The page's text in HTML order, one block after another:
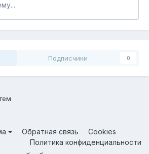
Подписчики 0
Обратная связь
Cookies
Политика конфиденциальности